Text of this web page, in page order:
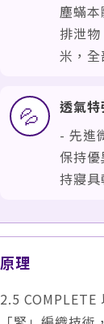
塵蟎
排泄
米，
💦
透氣
- 先進
保持
持寢
原理
2.5 COMPLETE